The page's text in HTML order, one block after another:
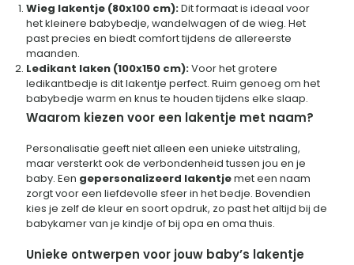
Wieg lakentje (80x100 cm):Dit formaat is ideaal voor
het kleinere babybedje, wandelwagen of de wieg. Het
past precies en biedt comfort tijdens de allereerste
maanden.
Ledikant laken (100x150 cm):Voor het grotere
ledikantbedje is dit lakentje perfect. Ruim genoeg om het
babybedje warm en knus te houden tijdens elke slaap.
Waarom kiezen voor een lakentje met naam?
Personalisatie geeft niet alleen een unieke uitstraling,
maar versterkt ook de verbondenheid tussen jou en je
baby. Een gepersonalizeerd lakentjemet een naam
zorgt voor een liefdevolle sfeer in het bedje. Bovendien
kies je zelf de kleur en soort opdruk, zo past het altijd bij de
babykamer van je kindje of bij opa en oma thuis.
Unieke ontwerpen voor jouw baby’s lakentje